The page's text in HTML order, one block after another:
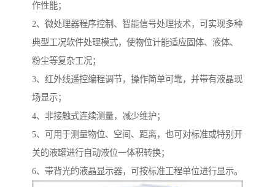
作性能；
2、微处理器程序控制、智能信号处理技术，可实现多种
典型工况软件处理模式，使物位计能适应固体、液体、
粉尘等复杂工况；
3、红外线遥控编程调节，操作简单可靠，并带有液晶现
场显示；
4、非接触式连续测量，减少维护；
5、可用于测量物位、空间、距离，也可对标准或特别开
关的液罐进行自动液位一体积转换；
6、带背光的液晶显示器，可按标准工程单位进行显示。